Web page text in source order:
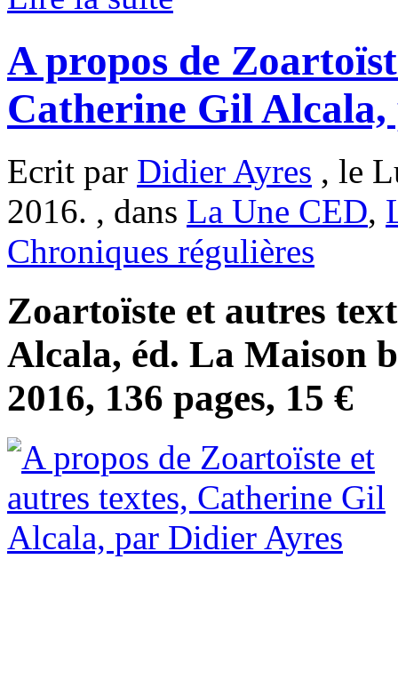
A propos de
Catherine Gil
Ecrit par Didier Ayres , le
2016. , dans La Une CED,
Chroniques régulières
Zoartoïste et autres
Alcala, éd. La Maison
2016, 136 pages, 15 €